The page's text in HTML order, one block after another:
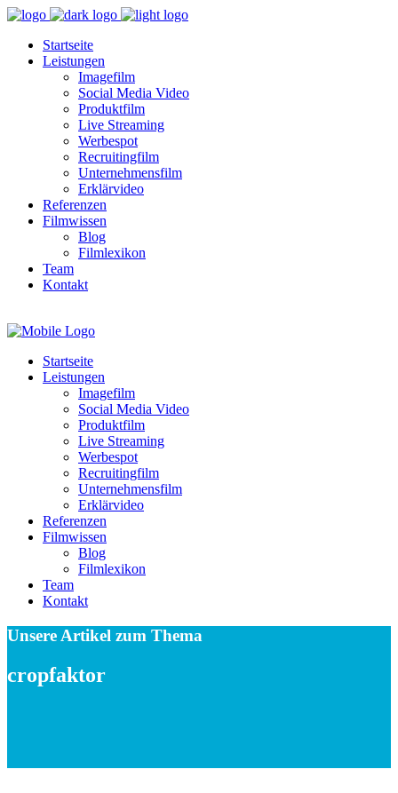
Startseite
Leistungen
Imagefilm
Social Media Video
Produktfilm
Live Streaming
Werbespot
Recruitingfilm
Unternehmensfilm
Erklärvideo
Referenzen
Filmwissen
Blog
Filmlexikon
Team
Kontakt
Startseite
Leistungen
Imagefilm
Social Media Video
Produktfilm
Live Streaming
Werbespot
Recruitingfilm
Unternehmensfilm
Erklärvideo
Referenzen
Filmwissen
Blog
Filmlexikon
Team
Kontakt
Unsere Artikel zum Thema
cropfaktor